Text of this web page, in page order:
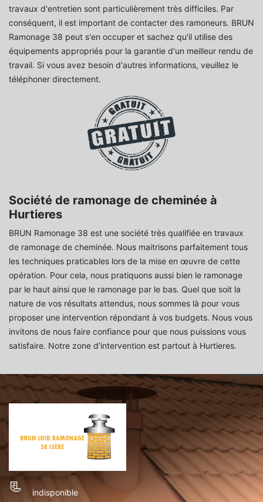
travaux d'entretien sont particulièrement très difficiles. Par
conséquent, il est important de contacter des ramoneurs. BRUN
Ramonage 38 peut s'en occuper et sachez qu'il utilise des
équipements appropriés pour la garantie d'un meilleur rendu de
travail. Si vous avez besoin d'autres informations, veuillez le
téléphoner directement.
Société de ramonage de cheminée à
Hurtieres
BRUN Ramonage 38 est une société très qualifiée en travaux
de ramonage de cheminée. Nous maitrisons parfaitement tous
les techniques praticables lors de la mise en œuvre de cette
opération. Pour cela, nous pratiquons aussi bien le ramonage
par le haut ainsi que le ramonage par le bas. Quel que soit la
nature de vos résultats attendus, nous sommes là pour vous
proposer une intervention répondant à vos budgets. Nous vous
invitons de nous faire confiance pour que nous puissions vous
satisfaire. Notre zone d’intervention est partout à Hurtieres.
indisponible